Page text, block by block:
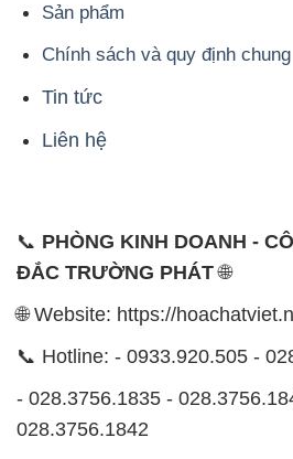
Sản phẩm
Chính sách và quy định chung
Tin tức
Liên hệ
📞 PHÒNG KINH DOANH -
ĐẮC TRƯỜNG PHÁT🌐
🌐 Website: https://
📞 Hotline: - 0933.920.505 -
- 028.3756.1835 -
028.3756.1842